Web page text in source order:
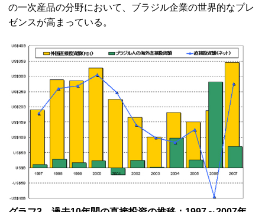
の一次産品の分野において、ブラジル企業の世界的なプレ
ゼンスが高まっている。